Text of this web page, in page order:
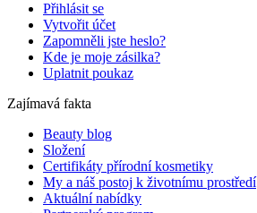
Přihlásit se
Vytvořit účet
Zapomněli jste heslo?
Kde je moje zásilka?
Uplatnit poukaz
Zajímavá fakta
Beauty blog
Složení
Certifikáty přírodní kosmetiky
My a náš postoj k životnímu prostředí
Aktuální nabídky